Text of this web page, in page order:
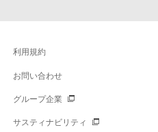
利用規約
お問い合わせ
グループ企業
サスティナビリティ